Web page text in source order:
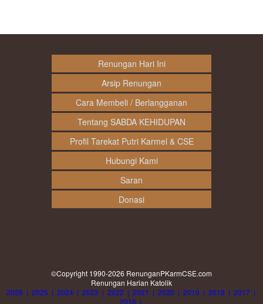
Renungan Hari Ini
Arsip Renungan
Cara Membeli / Berlangganan
Tentang SABDA KEHIDUPAN
Profil Tarekat Putri Karmel & CSE
Hubungi Kami
Saran
Donasi
©Copyright 1990-2026 RenunganPKarmCSE.com
Renungan Harian Katolik
2026 | 2025 | 2024 | 2023 | 2022 | 2021 | 2020 | 2019 | 2018 | 2017 |
2016 |